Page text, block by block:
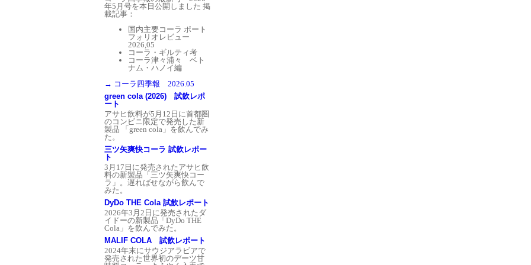
年5月号を本日公開しました 掲
載記事：
国内主要コーラ ポート
フォリオレビュー
2026,05
コーラ・ギルティ考
コーラ津々浦々 ベト
ナム・ハノイ編
→ コーラ四季報 2026.05
green cola (2026) 試飲レポ
ート
アサヒ飲料が5月12日に首都圏
のコンビニ限定で発売した新
製品 「green cola」を飲んでみ
た。
三ツ矢爽快コーラ 試飲レポー
ト
3月17日に発売されたアサヒ飲
料の新製品「三ツ矢爽快コー
ラ」。遅ればせながら飲んで
みた。
DyDo THE Cola 試飲レポート
2026年3月2日に発売されたダ
イドーの新製品「DyDo THE
Cola」を飲んでみた。
MALIF COLA 試飲レポート
2024年末にサウジアラビアで
発売された世界初のデーツ甘